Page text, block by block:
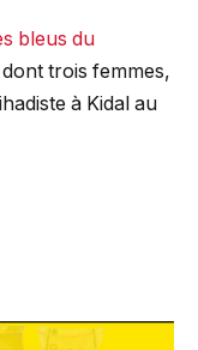
bleus du
trois femmes,
à Kidal au